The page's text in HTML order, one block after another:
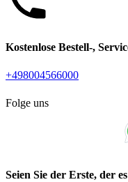
Kostenlose Bestell-,
+498004566000
Folge uns
Seien Sie der Erste, der